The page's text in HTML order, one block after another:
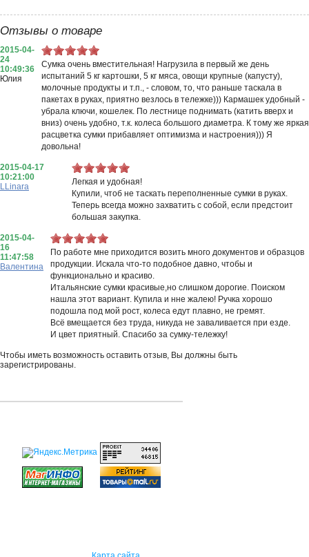
Отзывы о товаре
2015-04-
24
10:49:36
Юлия
Сумка очень вместительная! Нагрузила в первый же день
испытаний 5 кг картошки, 5 кг мяса, овощи крупные (капусту),
молочные продукты и т.п., - словом, то, что раньше таскала в
пакетах в руках, приятно везлось в тележке))) Кармашек удобный -
убрала ключи, кошелек. По лестнице поднимать (катить вверх и
вниз) очень удобно, т.к. колеса большого диаметра. К тому же яркая
расцветка сумки прибавляет оптимизма и настроения))) Я
довольна!
2015-04-17
10:21:00
LLinara
Легкая и удобная!
Купили, чтоб не таскать переполненные сумки в руках.
Теперь всегда можно захватить с собой, если предстоит
большая закупка.
2015-04-
16
11:47:58
Валентина
По работе мне приходится возить много документов и образцов
продукции. Искала что-то подобное давно, чтобы и
функционально и красиво.
Итальянские сумки красивые,но слишком дорогие. Поиском
нашла этот вариант. Купила и нне жалею! Ручка хорошо
подошла под мой рост, колеса едут плавно, не гремят.
Всё вмещается без труда, никуда не заваливается при езде.
И цвет приятный. Спасибо за сумку-тележку!
Чтобы иметь возможность оставить отзыв, Вы должны быть
зарегистрированы.